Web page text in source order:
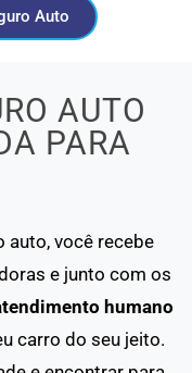
Auto
AUTO
PARA
auto, você recebe
e junto com os
humano
carro do seu jeito.